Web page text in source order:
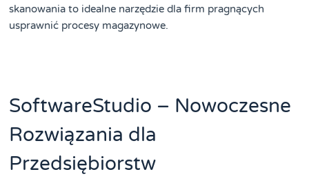
skanowania to idealne narzędzie dla firm pragnących
usprawnić procesy magazynowe.
SoftwareStudio – Nowoczesne
Rozwiązania dla
Przedsiębiorstw